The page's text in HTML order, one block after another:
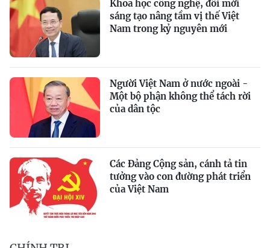
Khoa học công nghệ, đổi mới
sáng tạo nâng tầm vị thế Việt
Nam trong kỷ nguyên mới
Người Việt Nam ở nước ngoài -
Một bộ phận không thể tách rời
của dân tộc
Các Đảng Cộng sản, cánh tả tin
tưởng vào con đường phát triển
của Việt Nam